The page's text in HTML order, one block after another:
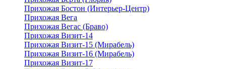
Прихожая Бостон (Интерьер-Центр)
Прихожая Вега
Прихожая Вегас (Браво)
Прихожая Визит-14
Прихожая Визит-15 (Мирабель)
Прихожая Визит-16 (Мирабель)
Прихожая Визит-17